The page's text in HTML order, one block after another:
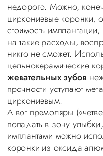
недорого. Можно,
циркониевые коронки,
стоимость
на такие расходы,
никто не сможет.
цельнокерамические
жевательных зубов
прочности уступают
циркониевым.
А вот премоляры
попадать в зону
имплантами можно
коронки из оксида